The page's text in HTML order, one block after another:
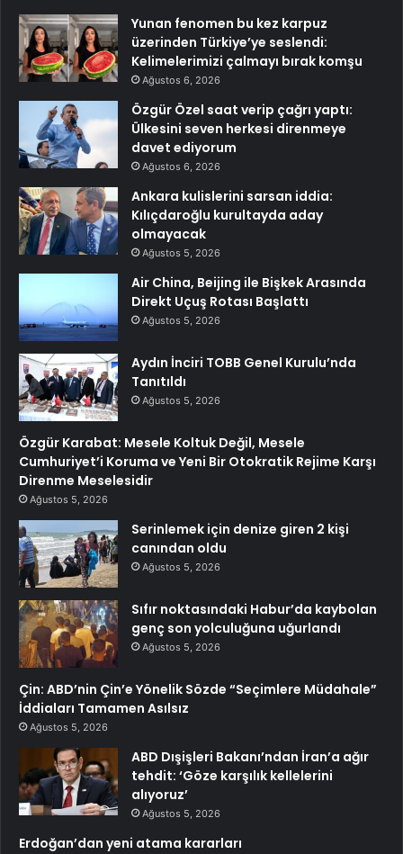
Yunan fenomen bu kez karpuz
üzerinden Türkiye’ye seslendi:
Kelimelerimizi çalmayı bırak komşu
Ağustos 6, 2026
Özgür Özel saat verip çağrı yaptı:
Ülkesini seven herkesi direnmeye
davet ediyorum
Ağustos 6, 2026
Ankara kulislerini sarsan iddia:
Kılıçdaroğlu kurultayda aday
olmayacak
Ağustos 5, 2026
Air China, Beijing ile Bişkek Arasında
Direkt Uçuş Rotası Başlattı
Ağustos 5, 2026
Aydın İnciri TOBB Genel Kurulu’nda
Tanıtıldı
Ağustos 5, 2026
Özgür Karabat: Mesele Koltuk Değil, Mesele
Cumhuriyet’i Koruma ve Yeni Bir Otokratik Rejime Karşı
Direnme Meselesidir
Ağustos 5, 2026
Serinlemek için denize giren 2 kişi
canından oldu
Ağustos 5, 2026
Sıfır noktasındaki Habur’da kaybolan
genç son yolculuğuna uğurlandı
Ağustos 5, 2026
Çin: ABD’nin Çin’e Yönelik Sözde “Seçimlere Müdahale”
İddiaları Tamamen Asılsız
Ağustos 5, 2026
ABD Dışişleri Bakanı’ndan İran’a ağır
tehdit: ‘Göze karşılık kellelerini
alıyoruz’
Ağustos 5, 2026
Erdoğan’dan yeni atama kararları